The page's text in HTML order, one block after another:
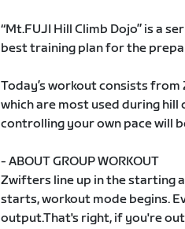
“Mt.FUJI Hill Climb Dojo” is a
best training plan for the
Today’s workout consists
which are most used during hill
controlling your own pace will
- ABOUT GROUP WORKOUT
Zwifters line up in the starting
starts, workout mode begins.
output.That's right, if you're